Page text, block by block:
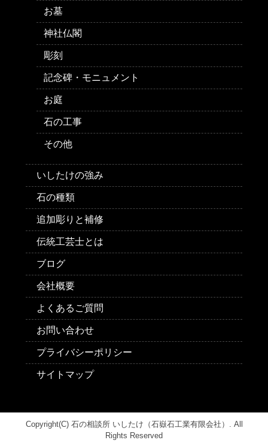
お墓
神社仏閣
彫刻
記念碑・モニュメント
お庭
石の工事
その他
いしたけの強み
石の種類
追加彫りと補修
伝統工芸士とは
ブログ
会社概要
よくあるご質問
お問い合わせ
プライバシーポリシー
サイトマップ
Copyright(C) 石の相談所 いしたけ（石嶽石工業有限会社） . All
Rights Reserved